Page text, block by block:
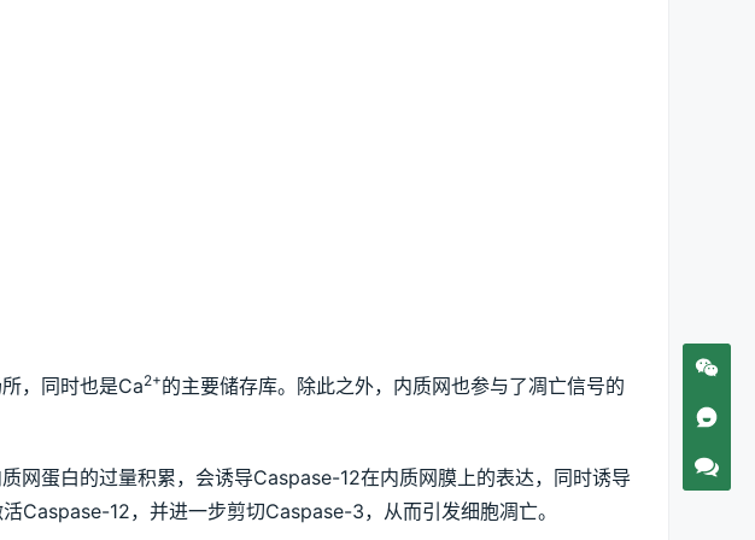
，同时也是Ca2+的主要储存库。除此之外，内质网也参与了凋亡信号的
网蛋白的过量积累，会诱导Caspase-12在内质网膜上的表达，同时诱导
Caspase-12，并进一步剪切Caspase-3，从而引发细胞凋亡。